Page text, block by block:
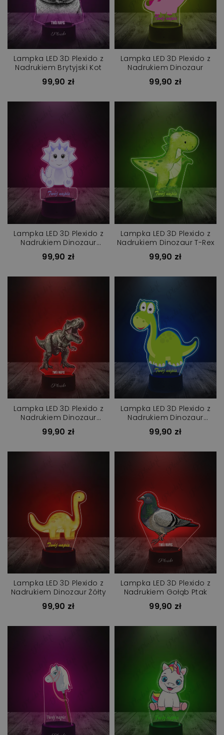
Lampka LED 3D Plexido z
Nadrukiem Brytyjski Kot
99,90 zł
Lampka LED 3D Plexido z
Nadrukiem Dinozaur
99,90 zł
Lampka LED 3D Plexido z
Nadrukiem Dinozaur
Fioletowy
99,90 zł
Lampka LED 3D Plexido z
Nadrukiem Dinozaur T-Rex
99,90 zł
Lampka LED 3D Plexido z
Nadrukiem Dinozaur
Tyranozaur T-Rex
99,90 zł
Lampka LED 3D Plexido z
Nadrukiem Dinozaur
Zielony
99,90 zł
Lampka LED 3D Plexido z
Nadrukiem Dinozaur Żółty
99,90 zł
Lampka LED 3D Plexido z
Nadrukiem Gołąb Ptak
99,90 zł